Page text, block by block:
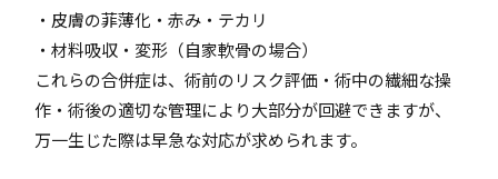
・皮膚の菲薄化・赤み・テカリ
・材料吸収・変形（自家軟骨の場合）
これらの合併症は、術前のリスク評価・術中の繊細な操
作・術後の適切な管理により大部分が回避できますが、
万一生じた際は早急な対応が求められます。